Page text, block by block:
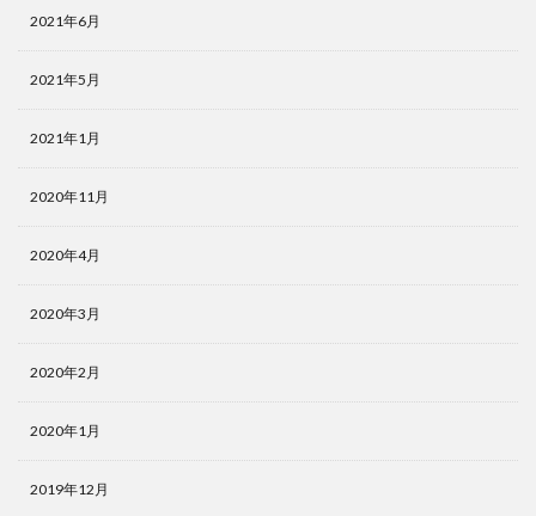
2021年6月
2021年5月
2021年1月
2020年11月
2020年4月
2020年3月
2020年2月
2020年1月
2019年12月